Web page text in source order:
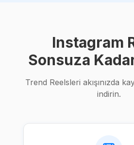
Instagram
Sonsuza
Trend Reelsleri akışınızda
indirin.